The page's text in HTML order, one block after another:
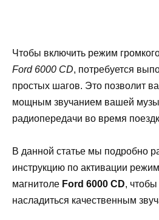
Чтобы включить режим
Ford 6000 CD, потребуется
простых шагов. Это позволит
мощным звучанием вашей
радиопередачи во время
В данной статье мы подробно
инструкцию по активации
магнитоле Ford 6000 CD,
насладиться качественным